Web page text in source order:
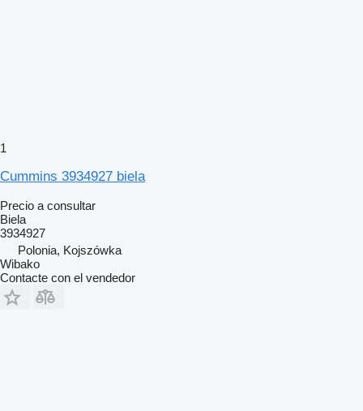
1
Cummins 3934927 biela
Precio a consultar
Biela
3934927
Polonia, Kojszówka
Wibako
Contacte con el vendedor